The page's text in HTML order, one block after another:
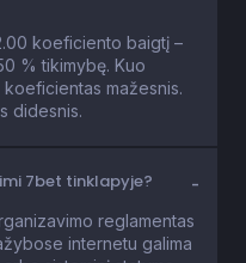
koeficiento baigtį –
% tikimybę. Kuo
mažesnis.
didesnis.
7bet tinklapyje?
reglamentas
internetu galima